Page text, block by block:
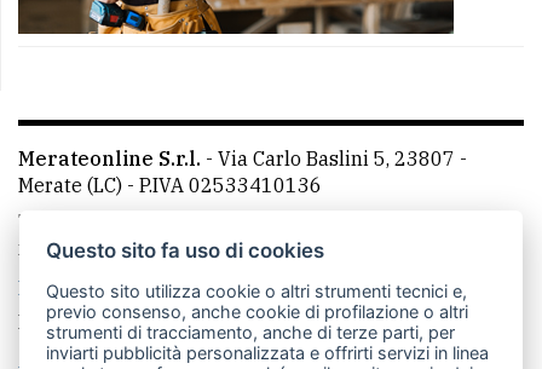
Merateonline S.r.l. - Via Carlo Baslini 5, 23807 -
Merate (LC) - P.IVA 02533410136
Telefono:
mail: redazione@merateonline.it
La redazione
CasateOnline LeccoOnline
RSS
Made by VIP
Questo sito fa uso di cookies
Questo sito utilizza cookie o altri strumenti tecnici e,
previo consenso, anche cookie di profilazione o altri
strumenti di tracciamento, anche di terze parti, per
inviarti pubblicità personalizzata e offrirti servizi in linea